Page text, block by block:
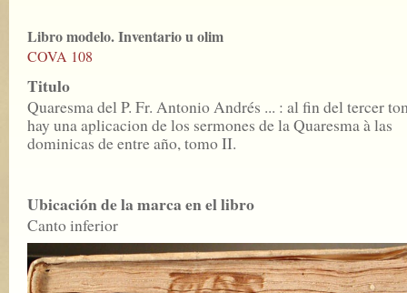
Libro modelo. Inventario u olim
COVA 108
Titulo
Quaresma del P. Fr. Antonio Andrés ... : al fin del tercer
hay una aplicacion de los sermones de la Quaresma à las
dominicas de entre año, tomo II.
Ubicación de la marca en el libro
Canto inferior